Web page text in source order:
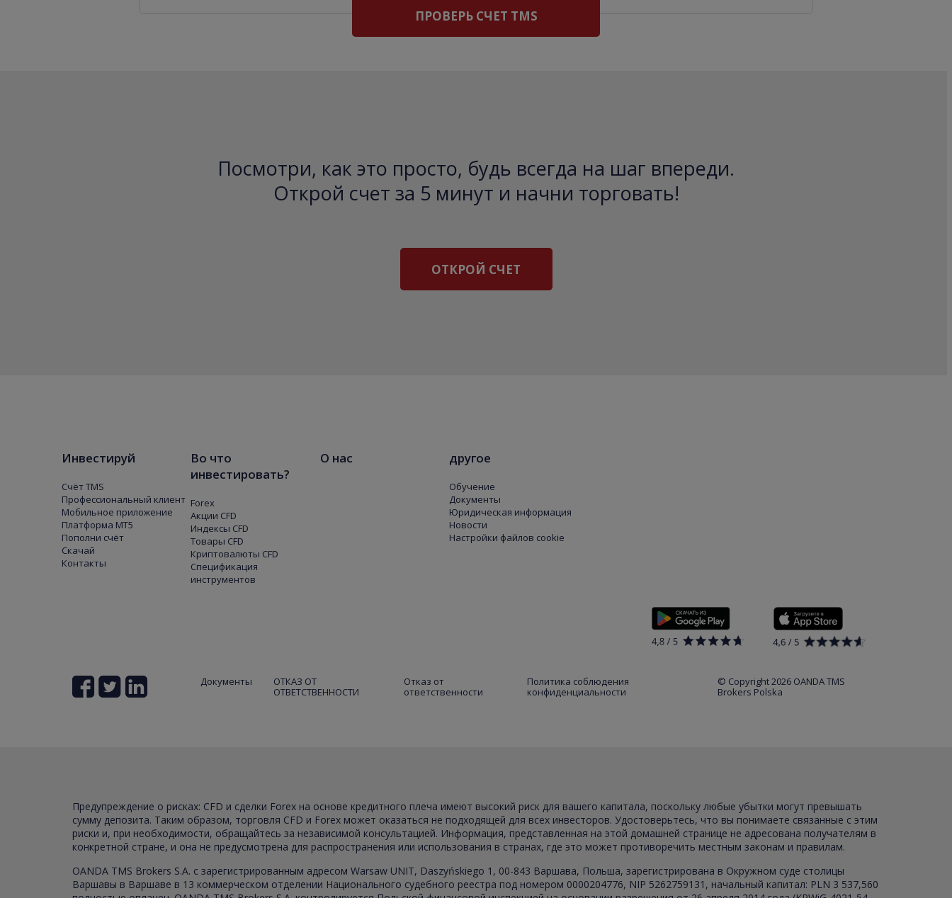
ПРОВЕРЬ СЧЕТ TMS
Посмотри, как это просто, будь всегда на шаг впереди.
Открой счет за 5 минут и начни торговать!
ОТКРОЙ СЧЕТ
Инвестируй
Счёт TMS
Профессиональный клиент
Мобильное приложение
Платформа МТ5
Пополни счёт
Скачай
Контакты
Во что
инвестировать?
Forex
Акции CFD
Индексы CFD
Товары CFD
Криптовалюты CFD
Спецификация
инструментов
О нас другое
Обучение
Документы
Юридическая информация
Новости
Настройки файлов cookie
Документы
ОТКАЗ ОТ
ОТВЕТСТВЕННОСТИ
Отказ от
ответственности
Политика соблюдения
конфиденциальности
© Copyright 2026 OANDA TMS
Brokers Polska
Предупреждение о рисках: CFD и сделки Forex на основе кредитного плеча имеют высокий риск для вашего капитала, поскольку любые убытки могут превышать
сумму депозита. Таким образом, торговля CFD и Forex может оказаться не подходящей для всех инвесторов. Удостоверьтесь, что вы понимаете связанные с этим
риски и, при необходимости, обращайтесь за независимой консультацией. Информация, представленная на этой домашней странице не адресована получателям в
конкретной стране, и она не предусмотрена для распространения или использования в странах, где это может противоречить местным законам и правилам.
OANDA TMS Brokers S.A. с зарегистрированным адресом Warsaw UNIT, Daszyńskiego 1, 00-843 Варшава, Польша, зарегистрирована в Окружном суде столицы
Варшавы в Варшаве в 13 коммерческом отделении Национального судебного реестра под номером 0000204776, NIP 5262759131, начальный капитал: PLN 3 537,560